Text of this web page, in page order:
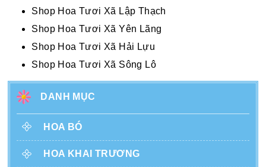
Shop Hoa Tươi Xã Lập Thạch
Shop Hoa Tươi Xã Yên Lãng
Shop Hoa Tươi Xã Hải Lựu
Shop Hoa Tươi Xã Sông Lô
DANH MỤC
HOA BÓ
HOA KHAI TRƯƠNG